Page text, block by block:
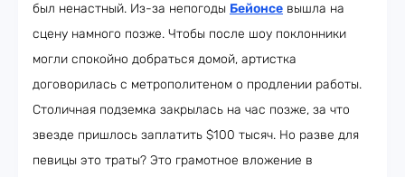
был ненастный. Из-за непогоды Бейонсе вышла на
сцену намного позже. Чтобы после шоу поклонники
могли спокойно добраться домой, артистка
договорилась с метрополитеном о продлении работы.
Столичная подземка закрылась на час позже, за что
звезде пришлось заплатить $100 тысяч. Но разве для
певицы это траты? Это грамотное вложение в